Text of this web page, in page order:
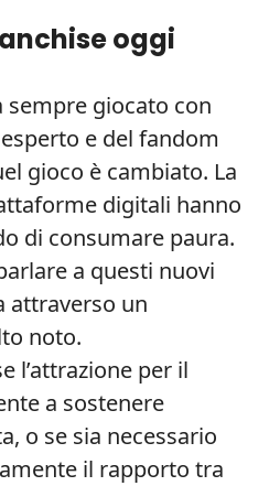
oggi
sempre giocato con
e del fandom
gioco è cambiato. La
digitali hanno
di consumare paura.
a questi nuovi
attraverso un
noto.
l’attrazione per il
a sostenere
o se sia necessario
il rapporto tra